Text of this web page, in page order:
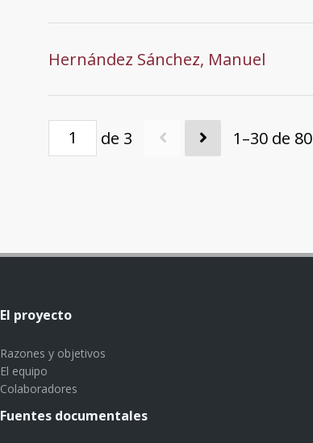
Hernández Sánchez, Manuel
de 3 1–30 de 80
El proyecto
Razones y objetivos
El equipo
Colaboradores
Fuentes documentales